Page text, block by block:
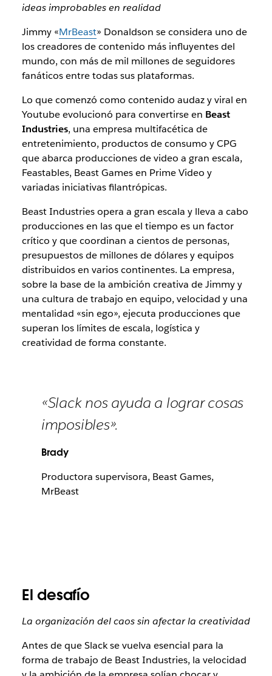
ideas improbables en realidad
Jimmy «MrBeast» Donaldson se considera uno de
los creadores de contenido más influyentes del
mundo, con más de mil millones de seguidores
fanáticos entre todas sus plataformas.
Lo que comenzó como contenido audaz y viral en
Youtube evolucionó para convertirse en Beast
Industries, una empresa multifacética de
entretenimiento, productos de consumo y CPG
que abarca producciones de video a gran escala,
Feastables, Beast Games en Prime Video y
variadas iniciativas filantrópicas.
Beast Industries opera a gran escala y lleva a cabo
producciones en las que el tiempo es un factor
crítico y que coordinan a cientos de personas,
presupuestos de millones de dólares y equipos
distribuidos en varios continentes. La empresa,
sobre la base de la ambición creativa de Jimmy y
una cultura de trabajo en equipo, velocidad y una
mentalidad «sin ego», ejecuta producciones que
superan los límites de escala, logística y
creatividad de forma constante.
«Slack nos ayuda a lograr cosas
imposibles».
Brady
Productora supervisora, Beast Games,
MrBeast
El desafío
La organización del caos sin afectar la creatividad
Antes de que Slack se vuelva esencial para la
forma de trabajo de Beast Industries, la velocidad